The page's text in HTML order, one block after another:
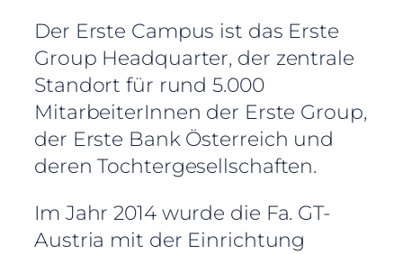
Der Erste Campus ist das Erste
Group Headquarter, der zentrale
Standort für rund 5.000
MitarbeiterInnen der Erste Group,
der Erste Bank Österreich und
deren Tochtergesellschaften.
Im Jahr 2014 wurde die Fa. GT-
Austria mit der Einrichtung